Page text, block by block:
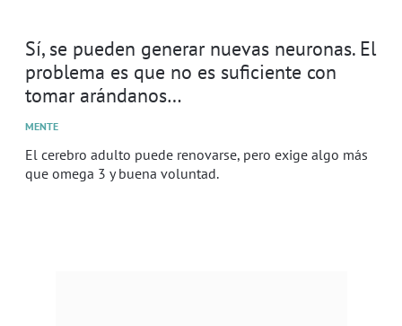
Sí, se pueden generar nuevas neuronas. El
problema es que no es suficiente con
tomar arándanos…
MENTE
El cerebro adulto puede renovarse, pero exige algo más
que omega 3 y buena voluntad.